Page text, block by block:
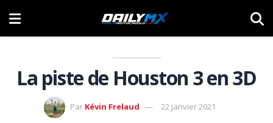
La piste de Houston 3 en 3D
Par Kévin Frelaud 22 janvier 2021